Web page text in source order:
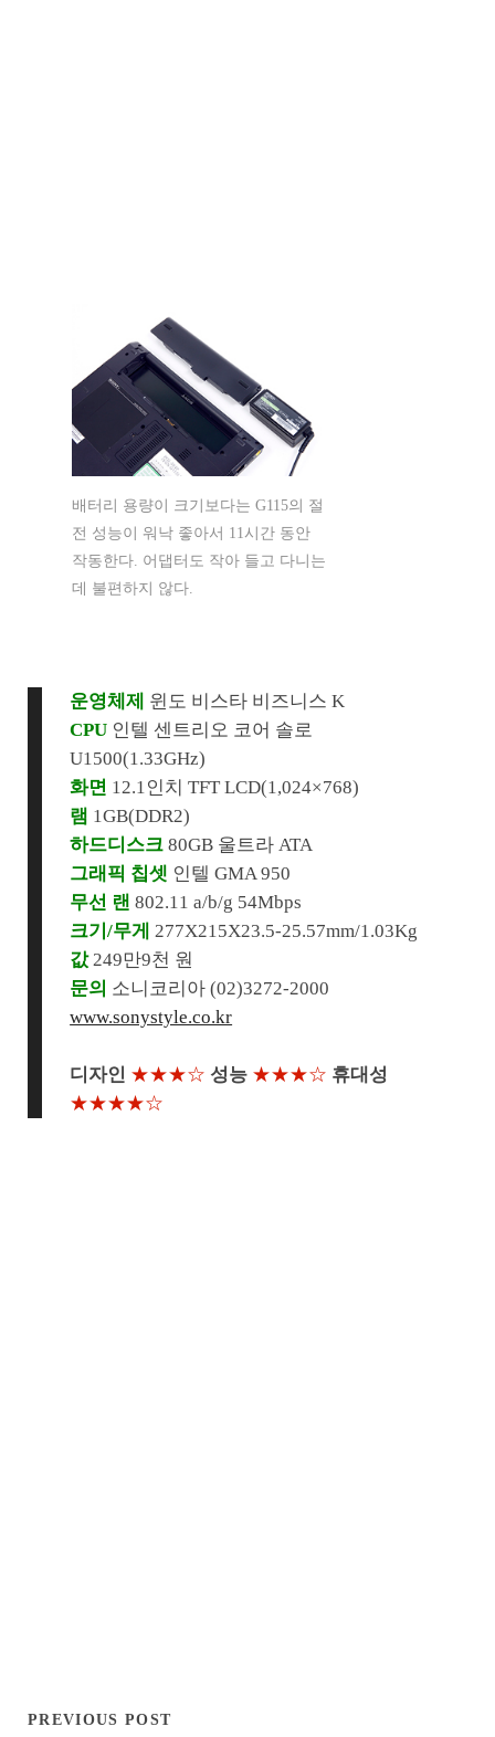
배터리 용량이 크기보다는 G115의 절
전 성능이 워낙 좋아서 11시간 동안
작동한다. 어댑터도 작아 들고 다니는
데 불편하지 않다.
운영체제 윈도 비스타 비즈니스 K
CPU 인텔 센트리오 코어 솔로
U1500(1.33GHz)
화면 12.1인치 TFT LCD(1,024×768)
램 1GB(DDR2)
하드디스크 80GB 울트라 ATA
그래픽 칩셋 인텔 GMA 950
무선 랜 802.11 a/b/g 54Mbps
크기/무게 277X215X23.5-25.57mm/1.03Kg
값249만9천 원
문의 소니코리아 (02)3272-2000
www.sonystyle.co.kr
디자인 ★★★☆ 성능 ★★★☆ 휴대성
★★★★☆
PREVIOUS POST